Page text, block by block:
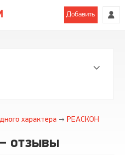
Добавить
характера РЕАСКОН